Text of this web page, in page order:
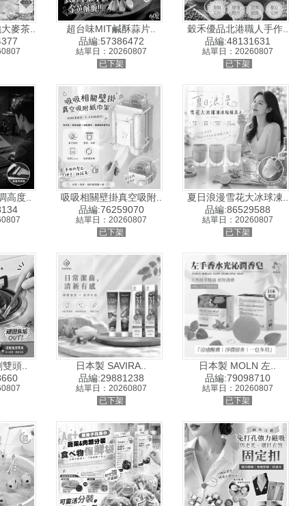
麥茶..
超台味MIT鹹酥蒜片..
品編:57386472
結單日：20260807
已下架
穀禾優品北港職人手作..
品編:48131631
結單日：20260807
已下架
高度..
吸吸相關壁掛真空吸附..
品編:76259070
結單日：20260807
已下架
夏日浪漫雪花大冰球凍..
品編:86529588
結單日：20260807
已下架
頭..
日本製 SAVIRA..
品編:29881238
結單日：20260807
已下架
日本製 MOLN 左..
品編:79098710
結單日：20260807
已下架